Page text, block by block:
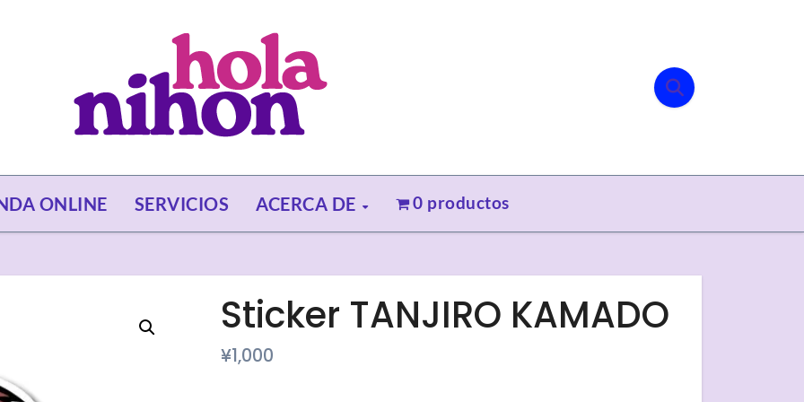
ONLINE SERVICIOS ACERCA DE 0 productos
Sticker TANJIRO KAMADO
¥1,000